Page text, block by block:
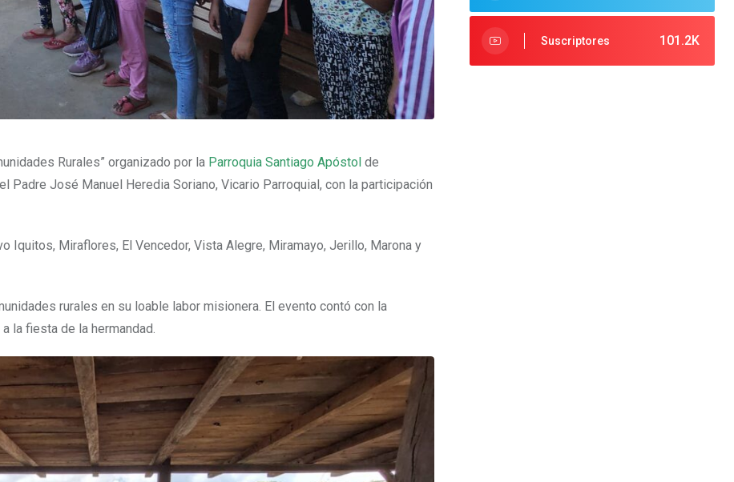
Rurales” organizado por la Parroquia Santiago Apóstol de
Padre José Manuel Heredia Soriano, Vicario Parroquial, con la participación
Iquitos, Miraflores, El Vencedor, Vista Alegre, Miramayo, Jerillo, Marona y
rurales en su loable labor misionera. El evento contó con la
la fiesta de la hermandad.
101.2K
Suscriptores